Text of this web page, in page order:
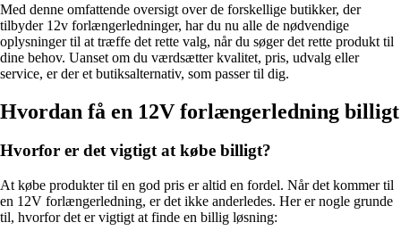
Med denne omfattende oversigt over de forskellige butikker, der
tilbyder 12v forlængerledninger, har du nu alle de nødvendige
oplysninger til at træffe det rette valg, når du søger det rette produkt til
dine behov. Uanset om du værdsætter kvalitet, pris, udvalg eller
service, er der et butiksalternativ, som passer til dig.
Hvordan få en 12V forlængerledning billigt
Hvorfor er det vigtigt at købe billigt?
At købe produkter til en god pris er altid en fordel. Når det kommer til
en 12V forlængerledning, er det ikke anderledes. Her er nogle grunde
til, hvorfor det er vigtigt at finde en billig løsning: